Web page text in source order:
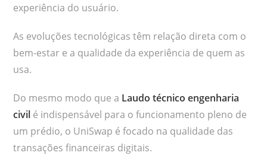
experiência do usuário.
As evoluções tecnológicas têm relação direta com o
bem-estar e a qualidade da experiência de quem as
usa.
Do mesmo modo que a Laudo técnico engenharia
civil é indispensável para o funcionamento pleno de
um prédio, o UniSwap é focado na qualidade das
transações financeiras digitais.